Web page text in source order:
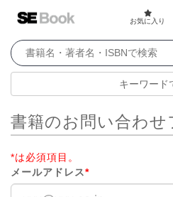
お気に入り
キーワード
書籍のお問い合わせ
*は必須項目。
メールアドレス*